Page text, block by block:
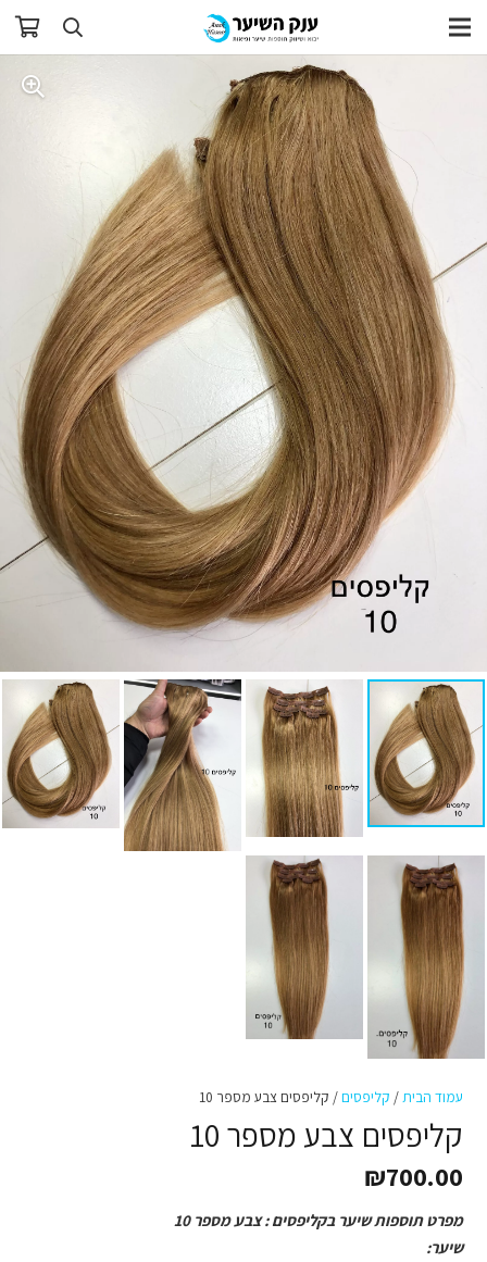
עמוד הבית/ קליפסים/ קליפסים צבע מספר 10
קליפסים צבע מספר 10
₪700.00
מפרט תוספות שיער בקליפסים : צבע מספר 10
שיער: